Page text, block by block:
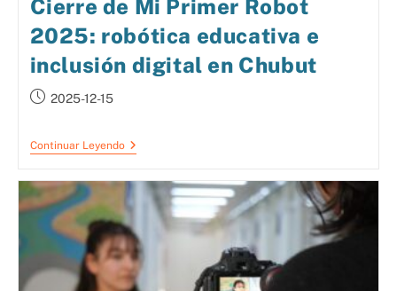
Cierre de Mi Primer Robot
2025: robótica educativa e
inclusión digital en Chubut
2025-12-15
Continuar Leyendo